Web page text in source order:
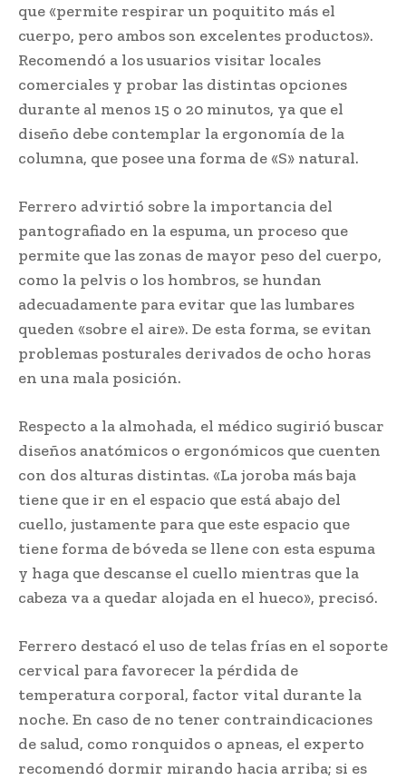
que «permite respirar un poquitito más el
cuerpo, pero ambos son excelentes productos».
Recomendó a los usuarios visitar locales
comerciales y probar las distintas opciones
durante al menos 15 o 20 minutos, ya que el
diseño debe contemplar la ergonomía de la
columna, que posee una forma de «S» natural.
Ferrero advirtió sobre la importancia del
pantografiado en la espuma, un proceso que
permite que las zonas de mayor peso del cuerpo,
como la pelvis o los hombros, se hundan
adecuadamente para evitar que las lumbares
queden «sobre el aire». De esta forma, se evitan
problemas posturales derivados de ocho horas
en una mala posición.
Respecto a la almohada, el médico sugirió buscar
diseños anatómicos o ergonómicos que cuenten
con dos alturas distintas. «La joroba más baja
tiene que ir en el espacio que está abajo del
cuello, justamente para que este espacio que
tiene forma de bóveda se llene con esta espuma
y haga que descanse el cuello mientras que la
cabeza va a quedar alojada en el hueco», precisó.
Ferrero destacó el uso de telas frías en el soporte
cervical para favorecer la pérdida de
temperatura corporal, factor vital durante la
noche. En caso de no tener contraindicaciones
de salud, como ronquidos o apneas, el experto
recomendó dormir mirando hacia arriba; si es